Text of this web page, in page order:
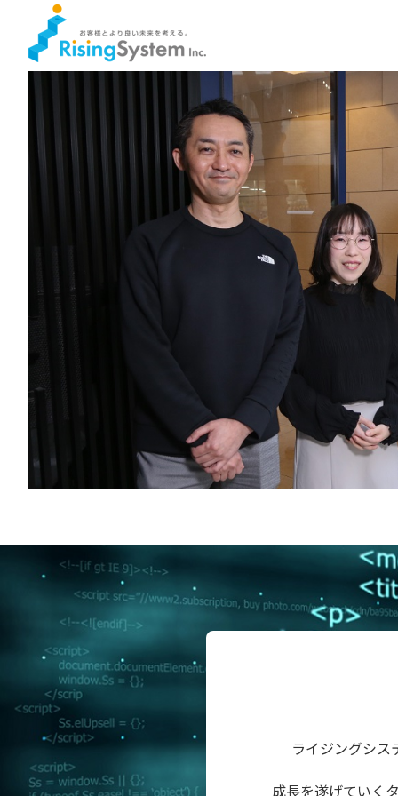
ライジングシ
成長を遂げていく